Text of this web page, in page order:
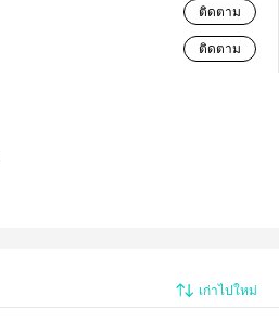
ติดตาม
ติดตาม
เก่าไปใหม่